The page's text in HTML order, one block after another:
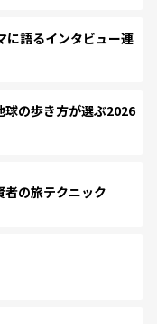
に語るインタビュー連
の歩き方が選ぶ2026
の旅テクニック